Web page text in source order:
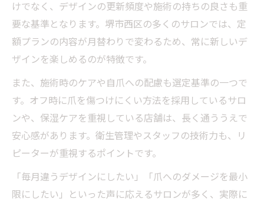
けでなく、デザインの更新頻度や施術の持ちの良さも重
要な基準となります。堺市西区の多くのサロンでは、定
額プランの内容が月替わりで変わるため、常に新しいデ
ザインを楽しめるのが特徴です。
また、施術時のケアや自爪への配慮も選定基準の一つで
す。オフ時に爪を傷つけにくい方法を採用しているサロ
ンや、保湿ケアを重視している店舗は、長く通ううえで
安心感があります。衛生管理やスタッフの技術力も、リ
ピーターが重視するポイントです。
「毎月違うデザインにしたい」「爪へのダメージを最小
限にしたい」といった声に応えるサロンが多く、実際に